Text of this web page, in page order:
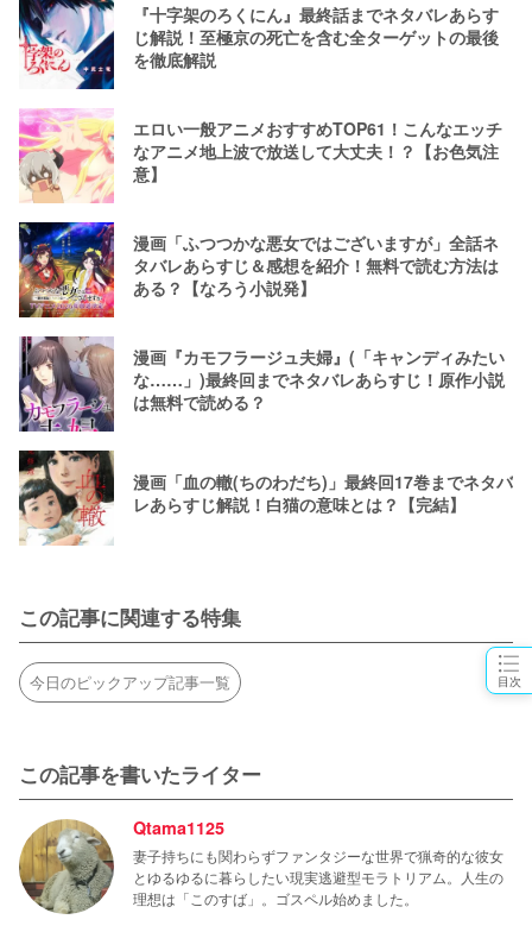
目次
『十字架のろくにん』最終話までネタバレあらす
じ解説！至極京の死亡を含む全ターゲットの最後
を徹底解説
エロい一般アニメおすすめTOP61！こんなエッチ
なアニメ地上波で放送して大丈夫！？【お色気注
意】
漫画「ふつつかな悪女ではございますが」全話ネ
タバレあらすじ＆感想を紹介！無料で読む方法は
ある？【なろう小説発】
漫画『カモフラージュ夫婦』(「キャンディみたい
な……」)最終回までネタバレあらすじ！原作小説
は無料で読める？
漫画「血の轍(ちのわだち)」最終回17巻までネタバ
レあらすじ解説！白猫の意味とは？【完結】
この記事に関連する特集
今日のピックアップ記事一覧
この記事を書いたライター
Qtama1125
妻子持ちにも関わらずファンタジーな世界で猟奇的な彼女
とゆるゆるに暮らしたい現実逃避型モラトリアム。人生の
理想は「このすば」。ゴスペル始めました。